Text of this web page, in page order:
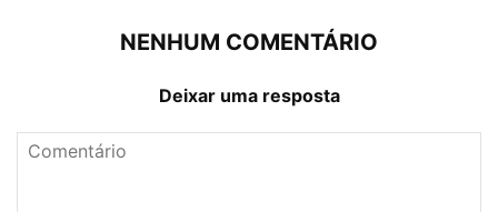
NENHUM COMENTÁRIO
Deixar uma resposta